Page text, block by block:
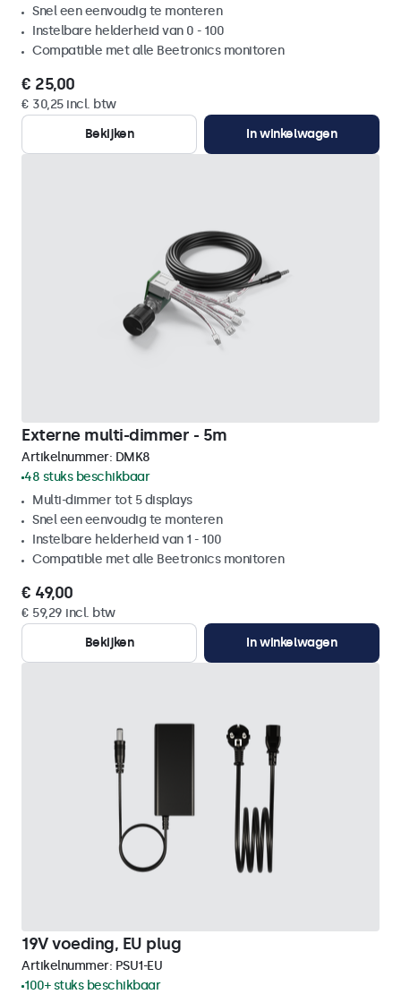
Snel een eenvoudig te monteren
Instelbare helderheid van 0 - 100
Compatible met alle Beetronics monitoren
€ 25,00
€ 30,25 incl. btw
Bekijken
In winkelwagen
Externe multi-dimmer - 5m
Artikelnummer: DMK8
48 stuks beschikbaar
Multi-dimmer tot 5 displays
Snel een eenvoudig te monteren
Instelbare helderheid van 1 - 100
Compatible met alle Beetronics monitoren
€ 49,00
€ 59,29 incl. btw
Bekijken
In winkelwagen
19V voeding, EU plug
Artikelnummer: PSU1-EU
100+ stuks beschikbaar